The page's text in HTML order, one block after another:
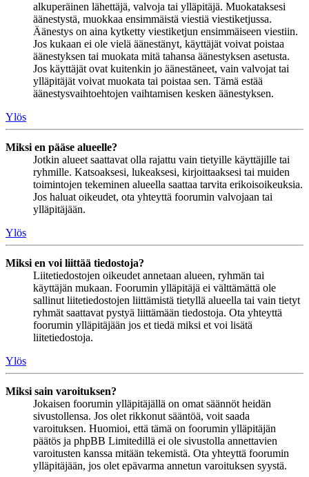
alkuperäinen lähettäjä, valvoja tai ylläpitäjä. Muokataksesi
äänestystä, muokkaa ensimmäistä viestiä viestiketjussa.
Äänestys on aina kytketty viestiketjun ensimmäiseen viestiin.
Jos kukaan ei ole vielä äänestänyt, käyttäjät voivat poistaa
äänestyksen tai muokata mitä tahansa äänestyksen asetusta.
Jos käyttäjät ovat kuitenkin jo äänestäneet, vain valvojat tai
ylläpitäjät voivat muokata tai poistaa sen. Tämä estää
äänestysvaihtoehtojen vaihtamisen kesken äänestyksen.
Ylös
Miksi en pääse alueelle?
Jotkin alueet saattavat olla rajattu vain tietyille käyttäjille tai
ryhmille. Katsoaksesi, lukeaksesi, kirjoittaaksesi tai muiden
toimintojen tekeminen alueella saattaa tarvita erikoisoikeuksia.
Jos haluat oikeudet, ota yhteyttä foorumin valvojaan tai
ylläpitäjään.
Ylös
Miksi en voi liittää tiedostoja?
Liitetiedostojen oikeudet annetaan alueen, ryhmän tai
käyttäjän mukaan. Foorumin ylläpitäjä ei välttämättä ole
sallinut liitetiedostojen liittämistä tietyllä alueella tai vain tietyt
ryhmät saattavat pystyä liittämään tiedostoja. Ota yhteyttä
foorumin ylläpitäjään jos et tiedä miksi et voi lisätä
liitetiedostoja.
Ylös
Miksi sain varoituksen?
Jokaisen foorumin ylläpitäjällä on omat säännöt heidän
sivustollensa. Jos olet rikkonut sääntöä, voit saada
varoituksen. Huomioi, että tämä on foorumin ylläpitäjän
päätös ja phpBB Limitedillä ei ole sivustolla annettavien
varoitusten kanssa mitään tekemistä. Ota yhteyttä foorumin
ylläpitäjään, jos olet epävarma annetun varoituksen syystä.